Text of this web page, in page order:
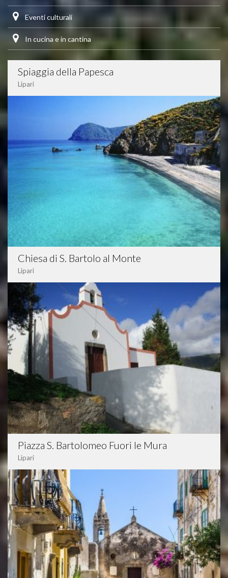
Eventi culturali
In cucina e in cantina
Spiaggia della Papesca
Lipari
Chiesa di S. Bartolo al Monte
Lipari
Piazza S. Bartolomeo Fuori le Mura
Lipari